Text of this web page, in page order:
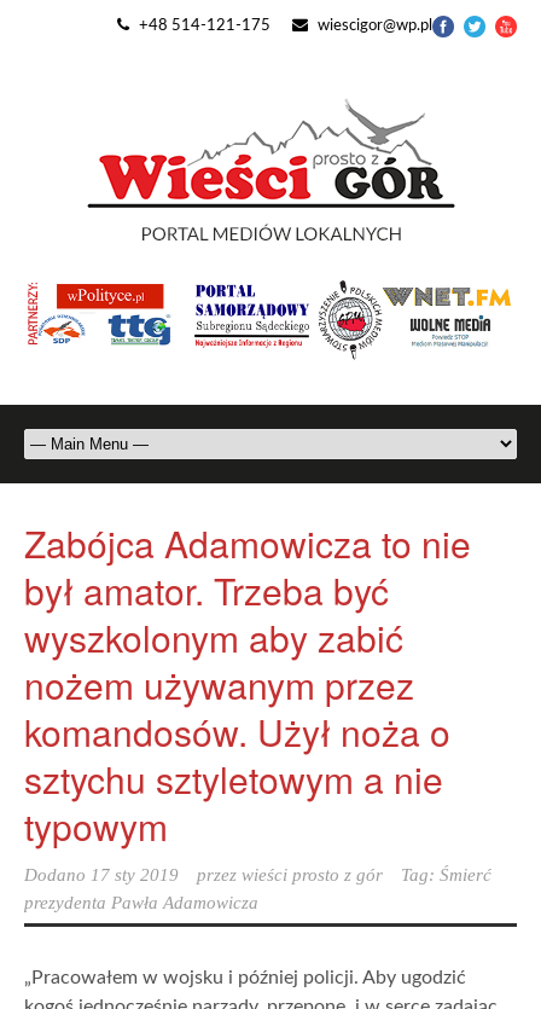
+48 514-121-175 wiescigor@wp.pl
Zabójca Adamowicza to nie
był amator. Trzeba być
wyszkolonym aby zabić
nożem używanym przez
komandosów. Użył noża o
sztychu sztyletowym a nie
typowym
Dodano 17 sty 2019 przez wieści prosto z gór Tag: Śmierć
prezydenta Pawła Adamowicza
„Pracowałem w wojsku i później policji. Aby ugodzić